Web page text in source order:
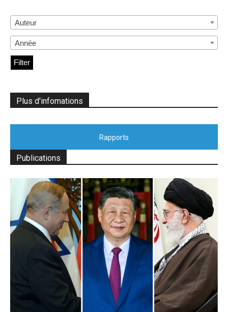
Auteur
Année
Filter
Plus d'infomations
Rapports
Publications